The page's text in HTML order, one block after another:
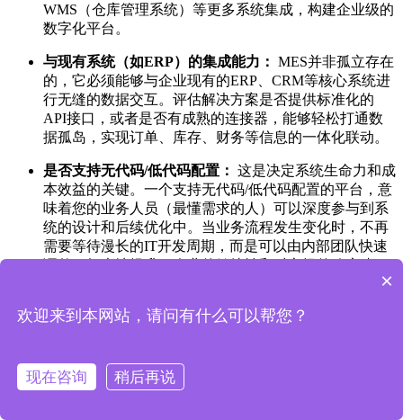
WMS（仓库管理系统）等更多系统集成，构建企业级的
数字化平台。
与现有系统（如ERP）的集成能力： MES并非孤立存在
的，它必须能够与企业现有的ERP、CRM等核心系统进
行无缝的数据交互。评估解决方案是否提供标准化的
API接口，或者是否有成熟的连接器，能够轻松打通数
据孤岛，实现订单、库存、财务等信息的一体化联动。
是否支持无代码/低代码配置： 这是决定系统生命力和成
本效益的关键。一个支持无代码/低代码配置的平台，意
味着您的业务人员（最懂需求的人）可以深度参与到系
统的设计和后续优化中。当业务流程发生变化时，不再
需要等待漫长的IT开发周期，而是可以由内部团队快速
部署模式（公有云/私有化部署）：评估您的企业对数据
服务器中，提供最高级别的数据安全和管控能力。一个
优秀的解决方案应同时支持这两种模式，供企业按需选
×
欢迎来到本网站，请问有什么可以帮您？
现在咨询 稍后再说